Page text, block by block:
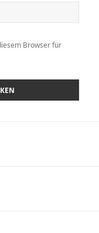
Browser für